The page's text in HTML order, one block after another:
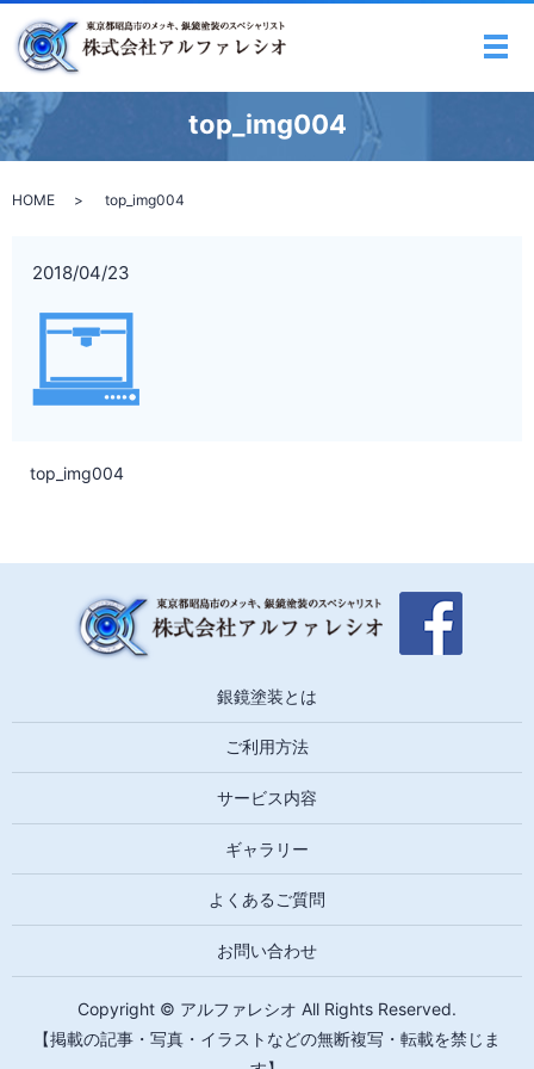
メ
top_img004
HOME top_img004
2018/04/23
top_img004
銀鏡塗装とは
ご利用方法
サービス内容
ギャラリー
よくあるご質問
お問い合わせ
Copyright © アルファレシオ All Rights Reserved.
【掲載の記事・写真・イラストなどの無断複写・転載を禁じま